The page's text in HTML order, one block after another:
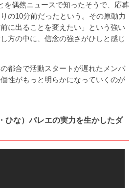
を偶然ニュースで知ったそうで、応募
の10分前だったという。その原動力
に出ることを変えたい」という強い
方の中に、信念の強さがひしと感じ
都合で活動スタートが遅れたメンバ
性がもっと明らかになっていくのが
ひな）バレエの実力を生かしたダ